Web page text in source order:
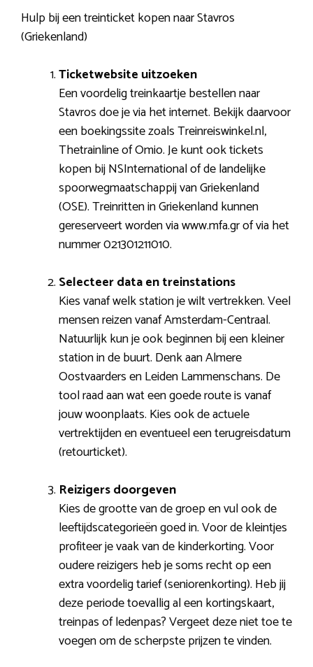
Hulp bij een treinticket kopen naar Stavros
(Griekenland)
Ticketwebsite uitzoeken
Een voordelig treinkaartje bestellen naar
Stavros doe je via het internet. Bekijk daarvoor
een boekingssite zoals Treinreiswinkel.nl,
Thetrainline of Omio. Je kunt ook tickets
kopen bij NSInternational of de landelijke
spoorwegmaatschappij van Griekenland
(OSE). Treinritten in Griekenland kunnen
gereserveert worden via www.mfa.gr of via het
nummer 021301211010.
Selecteer data en treinstations
Kies vanaf welk station je wilt vertrekken. Veel
mensen reizen vanaf Amsterdam-Centraal.
Natuurlijk kun je ook beginnen bij een kleiner
station in de buurt. Denk aan Almere
Oostvaarders en Leiden Lammenschans. De
tool raad aan wat een goede route is vanaf
jouw woonplaats. Kies ook de actuele
vertrektijden en eventueel een terugreisdatum
(retourticket).
Reizigers doorgeven
Kies de grootte van de groep en vul ook de
leeftijdscategorieën goed in. Voor de kleintjes
profiteer je vaak van de kinderkorting. Voor
oudere reizigers heb je soms recht op een
extra voordelig tarief (seniorenkorting). Heb jij
deze periode toevallig al een kortingskaart,
treinpas of ledenpas? Vergeet deze niet toe te
voegen om de scherpste prijzen te vinden.